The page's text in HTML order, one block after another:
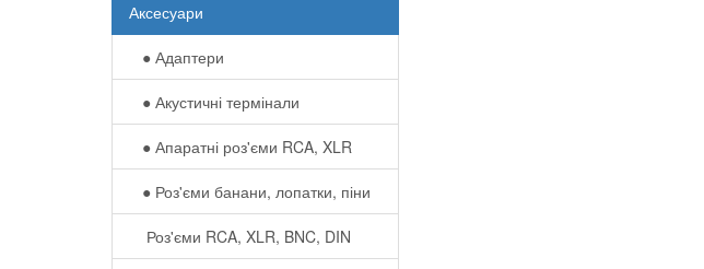
Аксесуари
● Адаптери
● Акустичні термінали
● Апаратні роз'єми RCA, XLR
● Роз'єми банани, лопатки, піни
Роз'єми RCA, XLR, BNC, DIN